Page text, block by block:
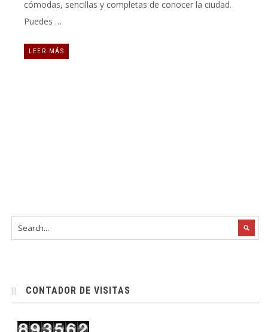
cómodas, sencillas y completas de conocer la ciudad.
Puedes …
LEER MÁS
CONTADOR DE VISITAS